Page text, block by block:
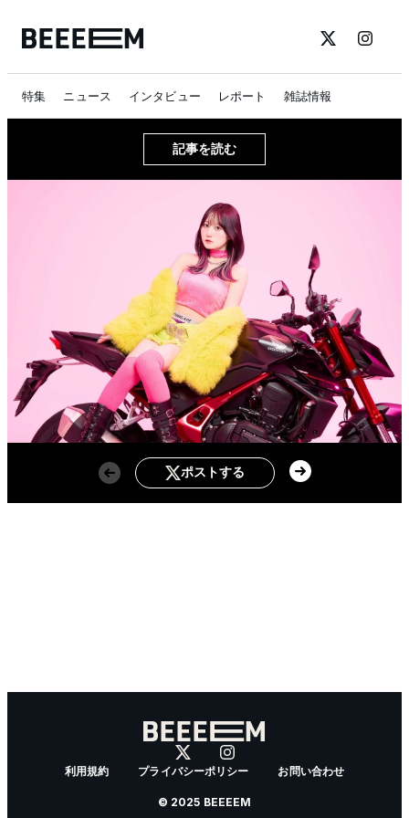
特集 ニュース インタビュー レポート 雑誌情報
記事を読む
ポストする
利用規約 プライバシーポリシー お問い合わせ
© 2025 BEEEEM